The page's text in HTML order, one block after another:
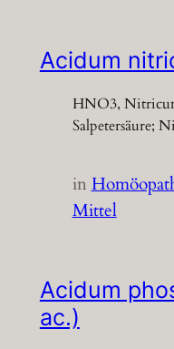
Acidum
HNO3,
Salpetersäure;
in
Mittel
Acidum
ac.)